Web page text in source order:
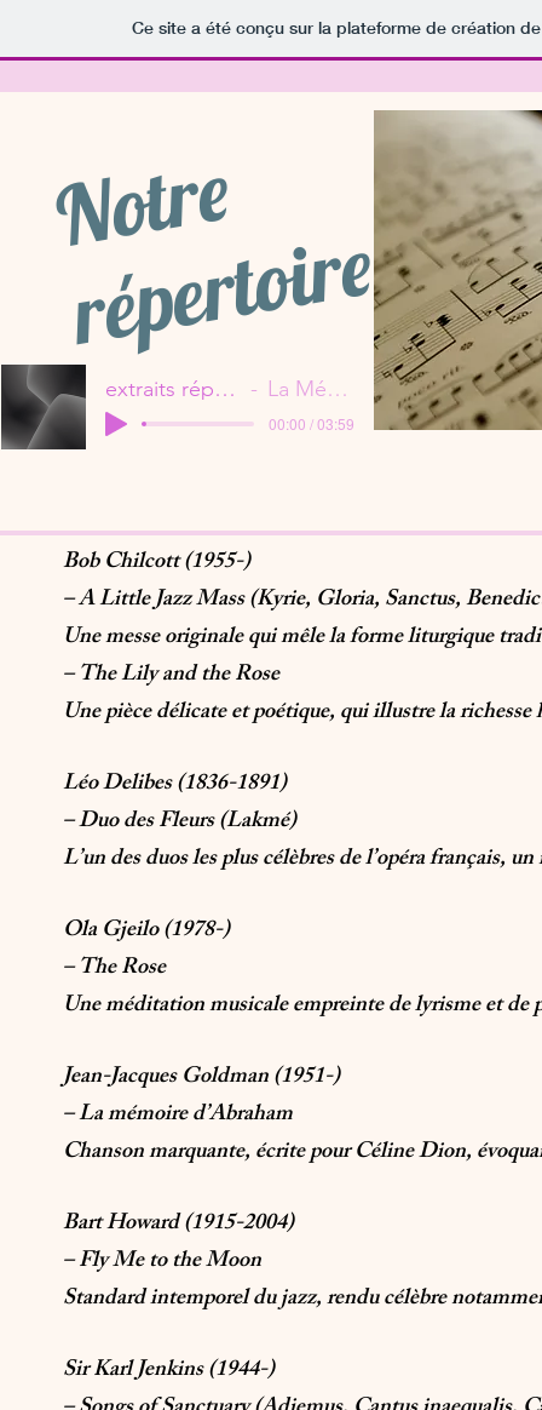
Ce site a été conçu sur la plateforme de création
N
o
t
r
e
r
é
p
e
r
t
o
i
r
e
extraits répertoire La Mézerine
00:00 / 03:59
Bob Chilcott (1955-)
– A Little Jazz Mass (Kyrie, Gloria, Sanctus,
Une messe originale qui mêle la forme liturgique
– The Lily and the Rose
Une pièce délicate et poétique, qui illustre la
Léo Delibes (1836-1891)
– Duo des Fleurs (Lakmé)
L’un des duos les plus célèbres de l’opéra français,
Ola Gjeilo (1978-)
– The Rose
Une méditation musicale empreinte de lyrisme et
Jean-Jacques Goldman (1951-)
– La mémoire d’Abraham
Chanson marquante, écrite pour Céline Dion,
Bart Howard (1915-2004)
– Fly Me to the Moon
Standard intemporel du jazz, rendu célèbre
Sir Karl Jenkins (1944-)